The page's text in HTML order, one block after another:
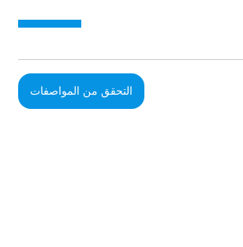
التحقق من المواصفات